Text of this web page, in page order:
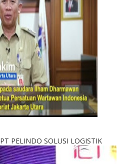
PELINDO SOLUSI LOGISTIK